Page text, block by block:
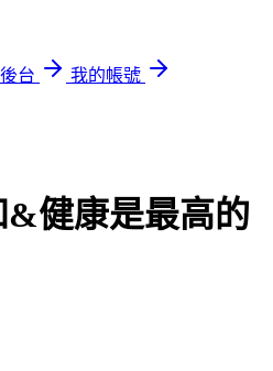
台
我的帳號
健康是最高的